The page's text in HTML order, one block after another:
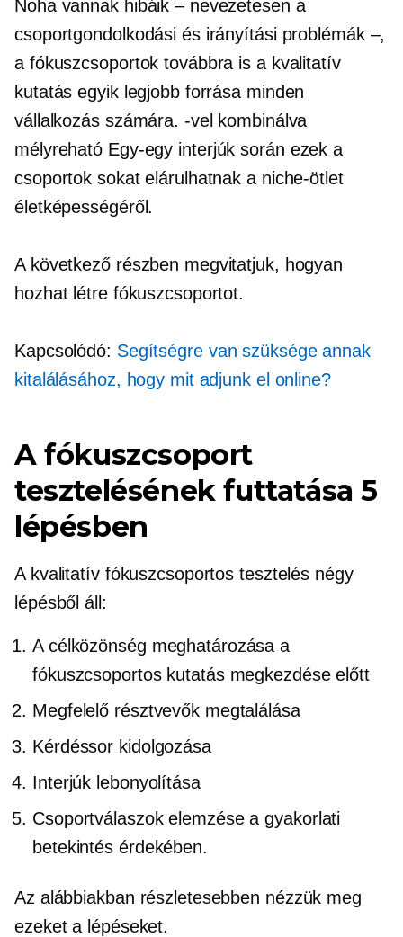
Noha vannak hibáik – nevezetesen a
csoportgondolkodási és irányítási problémák –,
a fókuszcsoportok továbbra is a kvalitatív
kutatás egyik legjobb forrása minden
vállalkozás számára. -vel kombinálva
mélyreható Egy-egy interjúk során ezek a
csoportok sokat elárulhatnak a niche-ötlet
életképességéről.
A következő részben megvitatjuk, hogyan
hozhat létre fókuszcsoportot.
Kapcsolódó: Segítségre van szüksége annak
kitalálásához, hogy mit adjunk el online?
A fókuszcsoport
tesztelésének futtatása 5
lépésben
A kvalitatív fókuszcsoportos tesztelés négy
lépésből áll:
A célközönség meghatározása a
fókuszcsoportos kutatás megkezdése előtt
Megfelelő résztvevők megtalálása
Kérdéssor kidolgozása
Interjúk lebonyolítása
Csoportválaszok elemzése a gyakorlati
betekintés érdekében.
Az alábbiakban részletesebben nézzük meg
ezeket a lépéseket.